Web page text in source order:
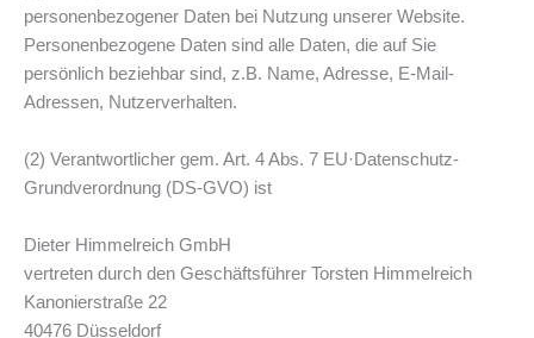
personenbezogener Daten bei Nutzung unserer Website.
Personenbezogene Daten sind alle Daten, die auf Sie
persönlich beziehbar sind, z.B. Name, Adresse, E-Mail-
Adressen, Nutzerverhalten.
(2) Verantwortlicher gem. Art. 4 Abs. 7 EU·Datenschutz-
Grundverordnung (DS-GVO) ist
Dieter Himmelreich GmbH
vertreten durch den Geschäftsführer Torsten Himmelreich
Kanonierstraße 22
40476 Düsseldorf